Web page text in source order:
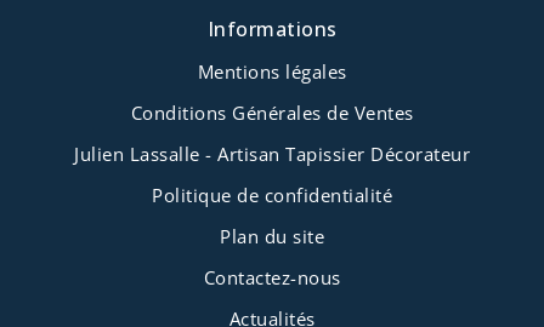
Informations
Mentions légales
Conditions Générales de Ventes
Julien Lassalle - Artisan Tapissier Décorateur
Politique de confidentialité
Plan du site
Contactez-nous
Actualités